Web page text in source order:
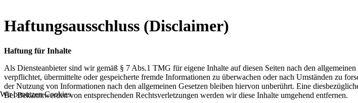
Haftungsausschluss (Disclaimer)
Haftung für Inhalte
Als Diensteanbieter sind wir gemäß § 7 Abs.1 TMG für eigene Inhalte auf diesen Seiten nach den
verpflichtet, übermittelte oder gespeicherte fremde Informationen zu überwachen oder nach Umständen zu
der Nutzung von Informationen nach den allgemeinen Gesetzen bleiben hiervon unberührt. Eine
Bei Bekanntwerden von entsprechenden Rechtsverletzungen werden wir diese Inhalte umgehend entfernen.
Wir benutzen Cookies